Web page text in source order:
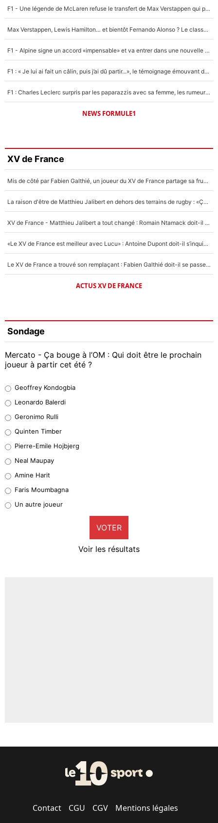
F1 - Une légende de McLaren refuse le transfert de Max Verstappen qui pourrait «faire des vagues» et plomber l'ambiance dans l'équipe
Max Verstappen, Lewis Hamilton… et bientôt Fernando Alonso ? Le classement des pilotes les mieux payés en Formule 1 risque de changer !
F1 - Alpine signe un accord «impensable» et va entrer dans une nouvelle dimension : Grande nouvelle pour Pierre Gasly !
F1 : « Je lui ai fait un câlin, puis j’ai dû partir...», le témoignage émouvant de Max Verstappen sur sa fille
F1 : Charles Leclerc surpris par les paparazzis avec sa femme, les rumeurs étaient vraies !
NEWS FORMULE1
XV de France
Mis de côté par Fabien Galthié, un joueur du XV de France partage sa frustration : «ils ne me l’ont pas dit tout de suite»
La raison d'être de Matthieu Jalibert en dehors des terrains de rugby : «Ça m'atteint autant que si tu touches à un membre de ma famille»
XV de France - Matthieu Jalibert a tout changé : Romain Ntamack doit-il s’inquiéter pour sa place à un an de la Coupe du monde ?
«Le XV de France est meilleur avec Lucu» : Antoine Dupont doit-il s’inquiéter pour sa place ?
Le XV de France a trouvé son remplaçant : Fabien Galthié doit-il se passer d'Antoine Dupont ?
ACTUS XV DE FRANCE
Sondage
Mercato - Ça bouge à l’OM : Qui doit être le prochain
joueur à partir cet été ?
38%
32%
5%
1%
9%
Geoffrey Kondogbia
Leonardo Balerdi
Geronimo Rulli
Quinten Timber
Pierre-Emile Hojbjerg
Neal Maupay
Amine Harit
Faris Moumbagna
Un autre joueur
VOTER
Voir les résultats
Contact CGU CGV Mentions légales